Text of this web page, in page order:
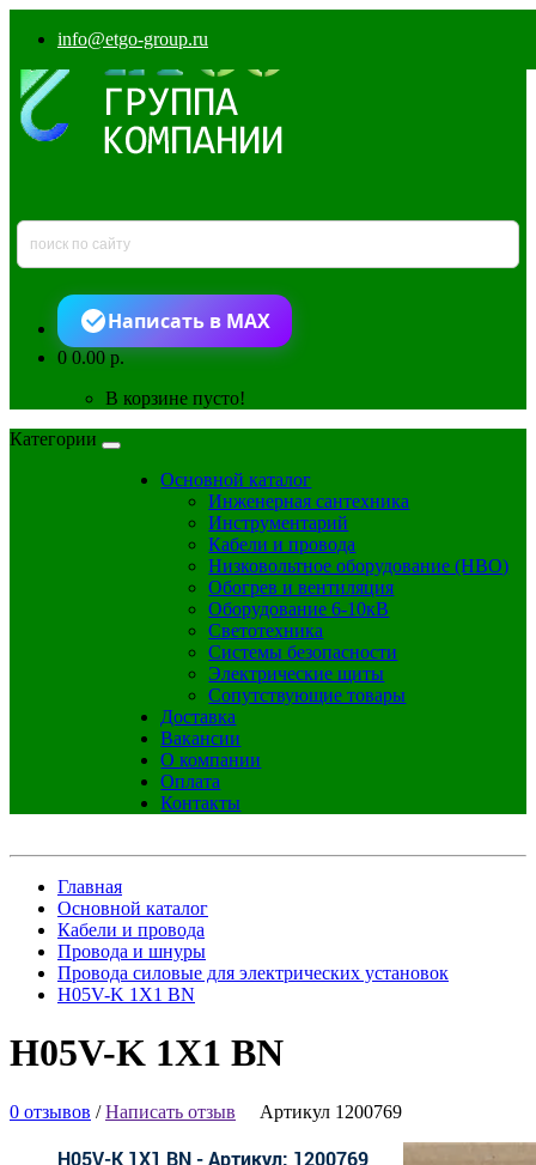
info@etgo-group.ru
Написать в MAX
00.00 р.
В корзине пусто!
Категории
Основной каталог
Инженерная сантехника
Инструментарий
Кабели и провода
Низковольтное оборудование (НВО)
Обогрев и вентиляция
Оборудование 6-10кВ
Светотехника
Системы безопасности
Электрические щиты
Сопутствующие товары
Доставка
Вакансии
О компании
Оплата
Контакты
Главная
Основной каталог
Кабели и провода
Провода и шнуры
Провода силовые для электрических установок
H05V-K 1X1 BN
H05V-K 1X1 BN
0 отзывов /Написать отзыв Артикул 1200769